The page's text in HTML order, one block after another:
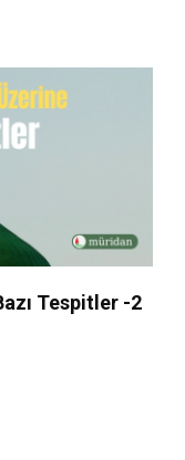
Tespitler -2